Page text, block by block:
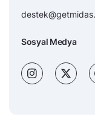
Sosyal Medya